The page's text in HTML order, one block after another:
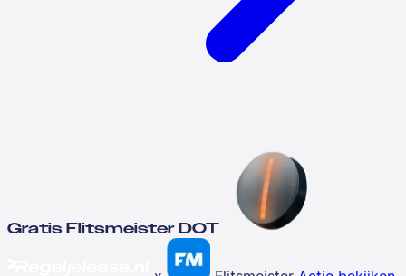
Gratis Flitsmeister DOT